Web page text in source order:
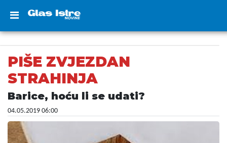
PIŠE ZVJEZDAN
STRAHINJA
Barice, hoću li se udati?
04.05.2019 06:00